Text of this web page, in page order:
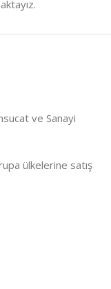
ve Sanayi
ülkelerine satış